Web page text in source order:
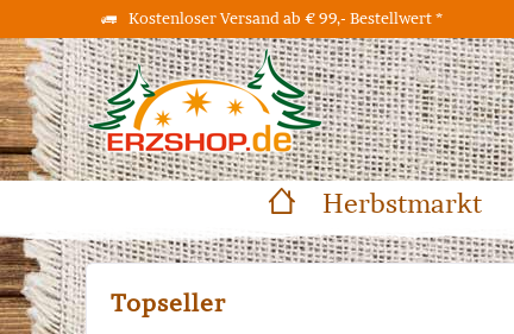
Kostenloser Versand ab € 99,- Bestellwert *
Herbstmarkt
Topseller